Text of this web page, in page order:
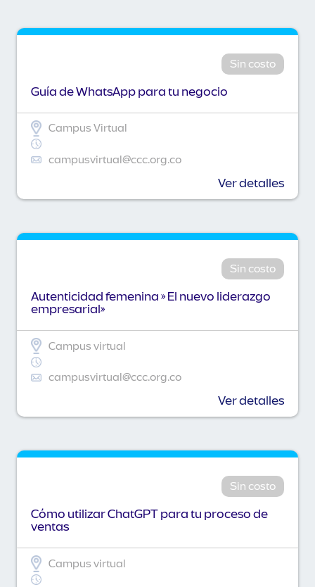
Sin costo
Guía de WhatsApp para tu negocio
Campus Virtual
campusvirtual@ccc.org.co
Ver detalles
Sin costo
Autenticidad femenina » El nuevo liderazgo
empresarial»
Campus virtual
campusvirtual@ccc.org.co
Ver detalles
Sin costo
Cómo utilizar ChatGPT para tu proceso de
ventas
Campus virtual